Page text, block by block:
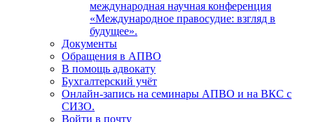
международная научная конференция
«Международное правосудие: взгляд в
будущее».
Документы
Обращения в АПВО
В помощь адвокату
Бухгалтерский учёт
Онлайн-запись на семинары АПВО и на ВКС с
СИЗО.
Войти в почту